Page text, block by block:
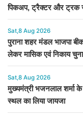
पिकअप, ट्रैक्टर और ट्रक
Sat,8 Aug 2026
पुराना शहर मंडल भाजपा
लेकर मासिक एवं निकाय
Sat,8 Aug 2026
मुख्यमंत्री भजनलाल शर्मा के
स्थल का लिया जायजा